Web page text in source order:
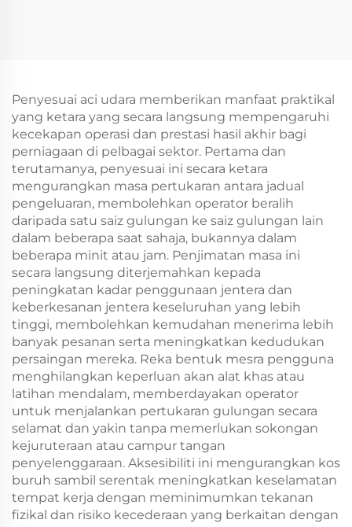
Penyesuai aci udara memberikan manfaat praktikal
yang ketara yang secara langsung mempengaruhi
kecekapan operasi dan prestasi hasil akhir bagi
perniagaan di pelbagai sektor. Pertama dan
terutamanya, penyesuai ini secara ketara
mengurangkan masa pertukaran antara jadual
pengeluaran, membolehkan operator beralih
daripada satu saiz gulungan ke saiz gulungan lain
dalam beberapa saat sahaja, bukannya dalam
beberapa minit atau jam. Penjimatan masa ini
secara langsung diterjemahkan kepada
peningkatan kadar penggunaan jentera dan
keberkesanan jentera keseluruhan yang lebih
tinggi, membolehkan kemudahan menerima lebih
banyak pesanan serta meningkatkan kedudukan
persaingan mereka. Reka bentuk mesra pengguna
menghilangkan keperluan akan alat khas atau
latihan mendalam, memberdayakan operator
untuk menjalankan pertukaran gulungan secara
selamat dan yakin tanpa memerlukan sokongan
kejuruteraan atau campur tangan
penyelenggaraan. Aksesibiliti ini mengurangkan kos
buruh sambil serentak meningkatkan keselamatan
tempat kerja dengan meminimumkan tekanan
fizikal dan risiko kecederaan yang berkaitan dengan